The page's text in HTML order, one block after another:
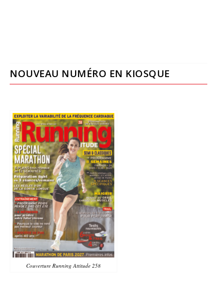
NOUVEAU NUMÉRO EN KIOSQUE
Couverture Running Attitude 258